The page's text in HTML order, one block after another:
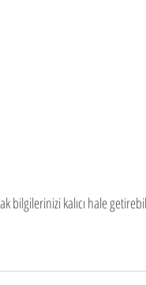
bilgilerinizi kalıcı hale